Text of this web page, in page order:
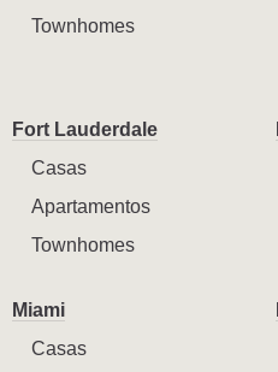
Townhomes
Fort Lauderdale
Casas
Apartamentos
Townhomes
Miami
Casas